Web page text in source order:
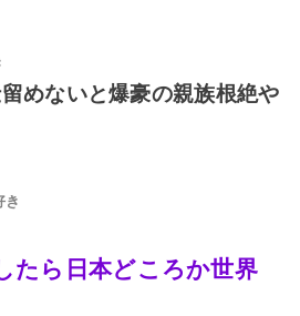
めないと爆豪の親族根絶や
き
たら日本どころか世界